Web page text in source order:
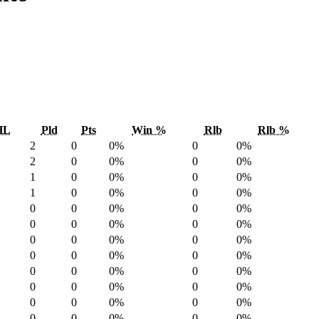
Pld Pts Win % Rlb
Rlb %
2
0 0% 0
0%
2
0 0% 0
0%
1
0 0% 0
0%
1
0 0% 0
0%
0
0 0% 0
0%
0
0 0% 0
0%
0
0 0% 0
0%
0
0 0% 0
0%
0
0 0% 0
0%
0
0 0% 0
0%
0
0 0% 0
0%